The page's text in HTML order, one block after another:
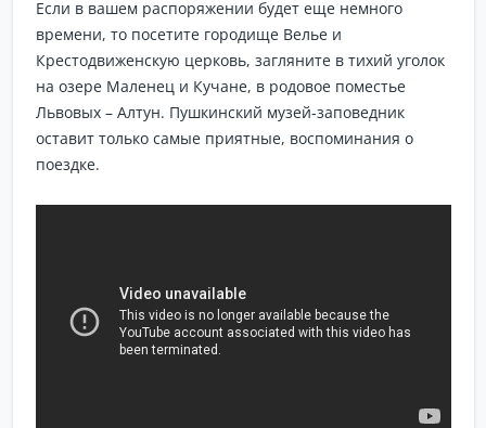
Если в вашем распоряжении будет еще немного
времени, то посетите городище Велье и
Крестодвиженскую церковь, загляните в тихий уголок
на озере Маленец и Кучане, в родовое поместье
Львовых – Алтун. Пушкинский музей-заповедник
оставит только самые приятные, воспоминания о
поездке.